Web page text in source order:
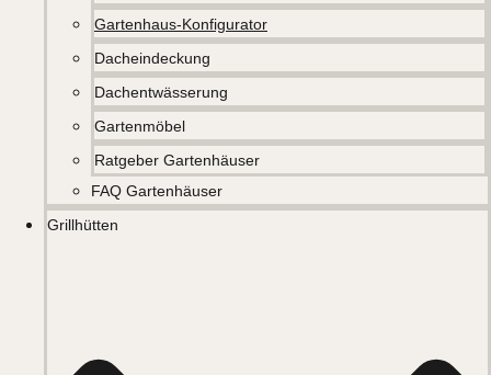
Gartenhaus-Konfigurator
Dacheindeckung
Dachentwässerung
Gartenmöbel
Ratgeber Gartenhäuser
FAQ Gartenhäuser
Grillhütten